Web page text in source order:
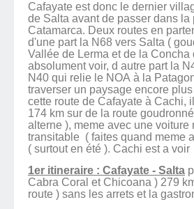
Cafayate est donc le dernier
de Salta avant de passer dans la
Catamarca. Deux routes en
d'une part la N68 vers Salta (
Vallée de Lerma et de la Concha
absolument voir, d autre part la
N40 qui relie le NOA à la
traverser un paysage encore
cette route de Cafayate à Cachi,
174 km sur de la route
alterne ), meme avec une voiture
transitable ( faites quand meme
( surtout en été ). Cachi est a voir
1er itineraire : Cafayate - Salta
Cabra Coral et Chicoana ) 279
route ) sans les arrets et la